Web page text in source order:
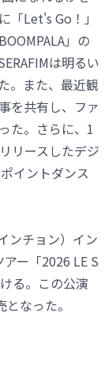
「Let's Go！」
」の
は明るい
。また、最近観
を共有し、ファ
た。さらに、1
リースしたデジ
イントダンス
ンチョン）イン
ー「2026 LE S
る。この公演
なった。